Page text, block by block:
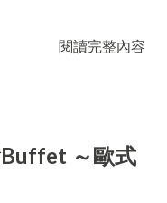
閱讀完整內容
Buffet ～歐式